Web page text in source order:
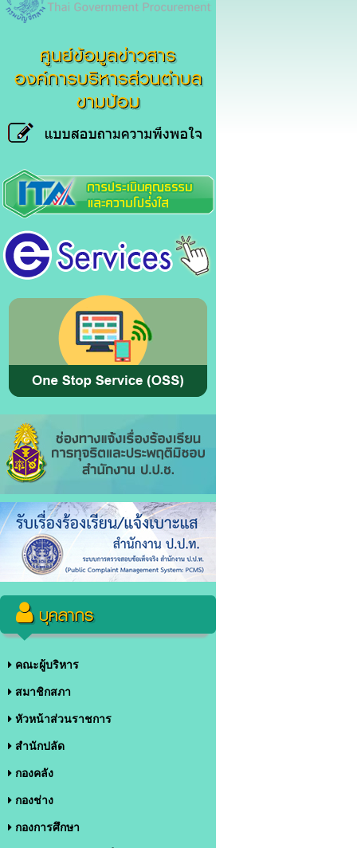
ศูนย์ข้อมูลข่าวสาร
องค์การบริหารส่วนตำบล
ขามป้อม
บุคลากร
คณะผู้บริหาร
สมาชิกสภา
หัวหน้าส่วนราชการ
สำนักปลัด
กองคลัง
กองช่าง
กองการศึกษา